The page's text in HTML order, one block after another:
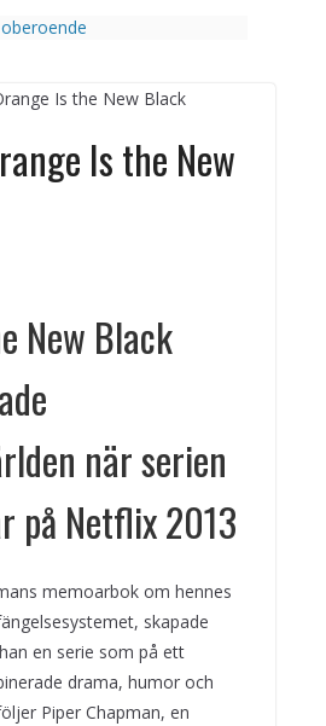
utomhus i olika
streamingtittare formar
teknikskiftet: Den
Is the New
New Black
när serien
på Netflix 2013
memoarbok om hennes
skapade
en serie som på ett
drama, humor och
Piper Chapman, en